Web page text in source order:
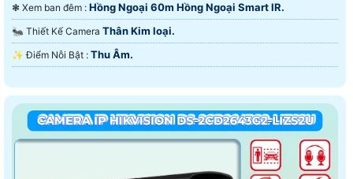
❃ Xem ban đêm : Hồng Ngoại 60m Hồng Ngoại Smart IR.
🐜 Thiết Kế Camera Thân Kim loại.
️✨ Điểm Nỗi Bật : Thu Âm.